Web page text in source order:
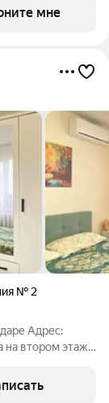
мне
№ 2
Адрес:
на втором этаже